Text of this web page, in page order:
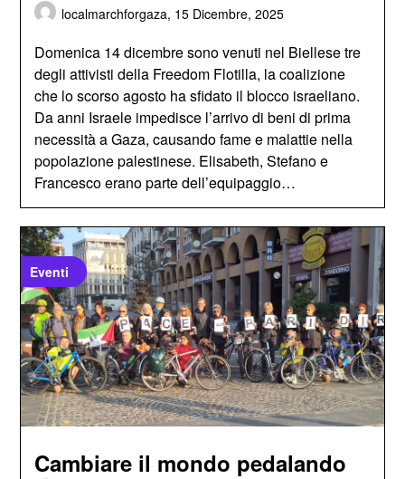
localmarchforgaza, 15 Dicembre, 2025
Domenica 14 dicembre sono venuti nel Biellese tre
degli attivisti della Freedom Flotilla, la coalizione
che lo scorso agosto ha sfidato il blocco israeliano.
Da anni Israele impedisce l’arrivo di beni di prima
necessità a Gaza, causando fame e malattie nella
popolazione palestinese. Elisabeth, Stefano e
Francesco erano parte dell’equipaggio…
Eventi
Cambiare il mondo pedalando